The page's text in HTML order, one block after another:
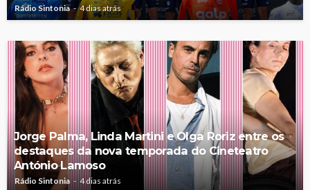
Rádio Sintonia 4 dias atrás
Jorge Palma, Linda Martini e Olga Roriz entre os
destaques da nova temporada do Cineteatro
António Lamoso
Rádio Sintonia 4 dias atrás